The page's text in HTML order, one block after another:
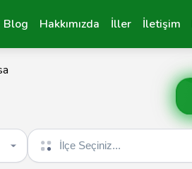
Blog Hakkımızda İller İletişim
İlçe seçin